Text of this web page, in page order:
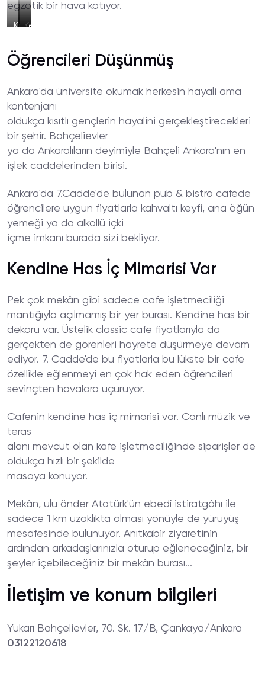
egzotik bir hava katıyor.
Kızartma
Kavunlu
Leziz
Öğrencileri Düşünmüş
Ankara'da üniversite okumak herkesin hayali ama
kontenjanı
oldukça kısıtlı gençlerin hayalini gerçekleştirecekleri
bir şehir. Bahçelievler
ya da Ankaralıların deyimiyle Bahçeli Ankara'nın en
işlek caddelerinden birisi.
Ankara'da 7.Cadde'de bulunan pub & bistro cafede
öğrencilere uygun fiyatlarla kahvaltı keyfi, ana öğün
yemeği ya da alkollü içki
içme imkanı burada sizi bekliyor.
Kendine Has İç Mimarisi Var
Pek çok mekân gibi sadece cafe işletmeciliği
mantığıyla açılmamış bir yer burası. Kendine has bir
dekoru var. Üstelik classic cafe fiyatlarıyla da
gerçekten de görenleri hayrete düşürmeye devam
ediyor. 7. Cadde'de bu fiyatlarla bu lükste bir cafe
özellikle eğlenmeyi en çok hak eden öğrencileri
sevinçten havalara uçuruyor.
Cafenin kendine has iç mimarisi var. Canlı müzik ve
teras
alanı mevcut olan kafe işletmeciliğinde siparişler de
oldukça hızlı bir şekilde
masaya konuyor.
Mekân, ulu önder Atatürk'ün ebedî istiratgâhı ile
sadece 1 km uzaklıkta olması yönüyle de yürüyüş
mesafesinde bulunuyor. Anıtkabir ziyaretinin
ardından arkadaşlarınızla oturup eğleneceğiniz, bir
şeyler içebileceğiniz bir mekân burası...
İletişim ve konum bilgileri
Yukarı Bahçelievler, 70. Sk. 17/B, Çankaya/Ankara
03122120618